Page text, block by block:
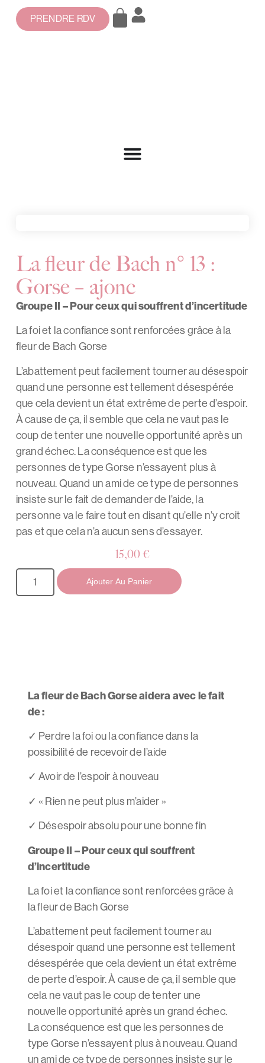
PRENDRE RDV
La fleur de Bach n° 13 :
Gorse – ajonc
Groupe II – Pour ceux qui souffrent d’incertitude
La foi et la confiance sont renforcées grâce à la
fleur de Bach Gorse
L’abattement peut facilement tourner au désespoir
quand une personne est tellement désespérée
que cela devient un état extrême de perte d’espoir.
À cause de ça, il semble que cela ne vaut pas le
coup de tenter une nouvelle opportunité après un
grand échec. La conséquence est que les
personnes de type Gorse n’essayent plus à
nouveau. Quand un ami de ce type de personnes
insiste sur le fait de demander de l’aide, la
personne va le faire tout en disant qu’elle n’y croit
pas et que cela n’a aucun sens d’essayer.
15,00 €
Ajouter Au Panier
La fleur de Bach Gorse aidera avec le fait
de :
✓ Perdre la foi ou la confiance dans la
possibilité de recevoir de l’aide
✓ Avoir de l’espoir à nouveau
✓ « Rien ne peut plus m’aider »
✓ Désespoir absolu pour une bonne fin
Groupe II – Pour ceux qui souffrent
d’incertitude
La foi et la confiance sont renforcées grâce à
la fleur de Bach Gorse
L’abattement peut facilement tourner au
désespoir quand une personne est tellement
désespérée que cela devient un état extrême
de perte d’espoir. À cause de ça, il semble que
cela ne vaut pas le coup de tenter une
nouvelle opportunité après un grand échec.
La conséquence est que les personnes de
type Gorse n’essayent plus à nouveau. Quand
un ami de ce type de personnes insiste sur le